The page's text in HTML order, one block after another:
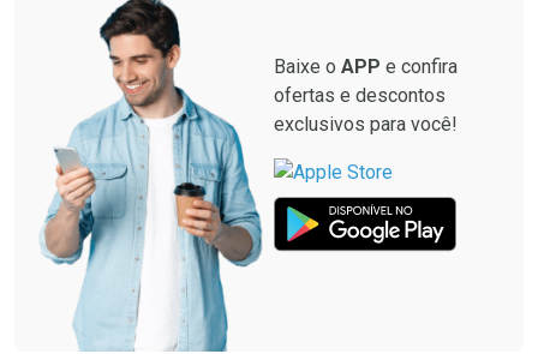
Baixe o APP e confira
ofertas e descontos
exclusivos para você!